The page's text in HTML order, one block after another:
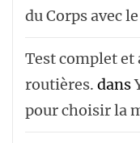
du Corps avec
Test complet et
routières. dans
pour choisir la